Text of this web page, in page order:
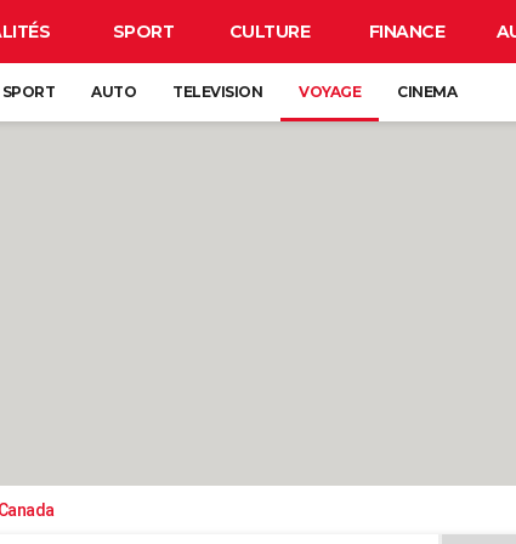
SPORT CULTURE FINANCE
SPORT AUTO TELEVISION VOYAGE CINEMA